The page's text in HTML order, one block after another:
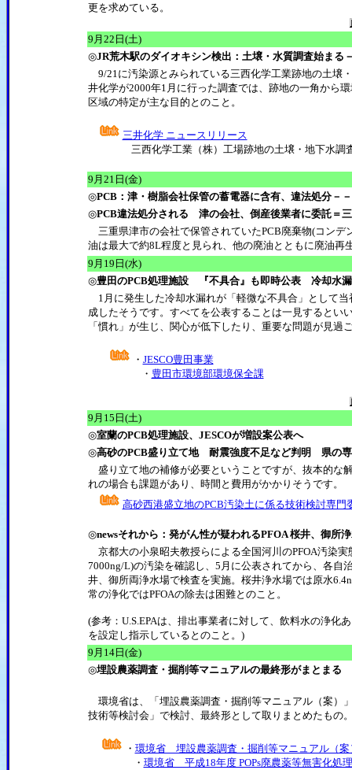
更を求めている。
9月22日(土)
◎JR荒木駅のダイオキシン検出：土壌・水質調査始まる
9/21に汚染源とみられている三西化学工業跡地の土壌
井化学が2000年1月に行った調査では、跡地の一角から
区域の特定が主な目的とのこと。
三井化学 ニュースリリース
三西化学工業（株）工場跡地の土壌・地下水調査
9月21日(金)
◎PCB：津・樹脂会社保管の蓄電器に含有、違法処分－
◎PCB違法処分される 津の会社、倒産後業者に委託＝
三重県津市の会社で保管されていたPCB廃棄物(コンデ
油は最大で約8L程度と見られ、他の廃油とともに廃油再
9月19日(水)
◎豊田のPCB処理施設 『不具合』も即時公表 冷却水漏
1月に発生した冷却水漏れが「軽微な不具合」として
成したそうです。すべてを公表することは一見するとい
「慣れ」が生じ、関心が低下したり、重要な問題が見過
・ JESCO豊田事業
・ 豊田市環境部環境保全課
9月15日(土)
◎室蘭のPCB処理施設、JESCOが増設案公表へ
◎高砂のPCB盛り立て地 耐震強度不足など判明 県の
盛り立て地の補修が必要ということですが、抜本的な
れの場合も課題があり、時間と費用がかかりそうです。
高砂西港盛立地のPCB汚染土に係る技術検討専門
◎newsそれから：発がん性が疑われるPFOA 桜井、御所
京都大の小泉昭夫教授らによる全国河川のPFOA汚染
7000ng/L)の汚染を確認し、5月に公表されてから、各自
井、御所両浄水場で検査を実施。桜井浄水場では原水
常の浄化ではPFOAの除去は困難とのこと。
(参考：U.S.EPAは、排出事業者に対して、飲料水の浄化
を設定し指示しているとのこと。)
9月14日(金)
◎埋設農薬調査・掘削等マニュアルの最終形がまとまる
環境省は、「埋設農薬調査・掘削等マニュアル（案）
技術等検討会」で検討、最終形として取りまとめたもの
・ 環境省 埋設農薬調査・掘削等マニュアル（案
・ 環境省 平成18年度 POPs廃農薬等無害化処